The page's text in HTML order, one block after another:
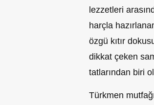
lezzetleri
harçla
özgü kıtır
dikkat çeken
tatlarından biri
Türkmen